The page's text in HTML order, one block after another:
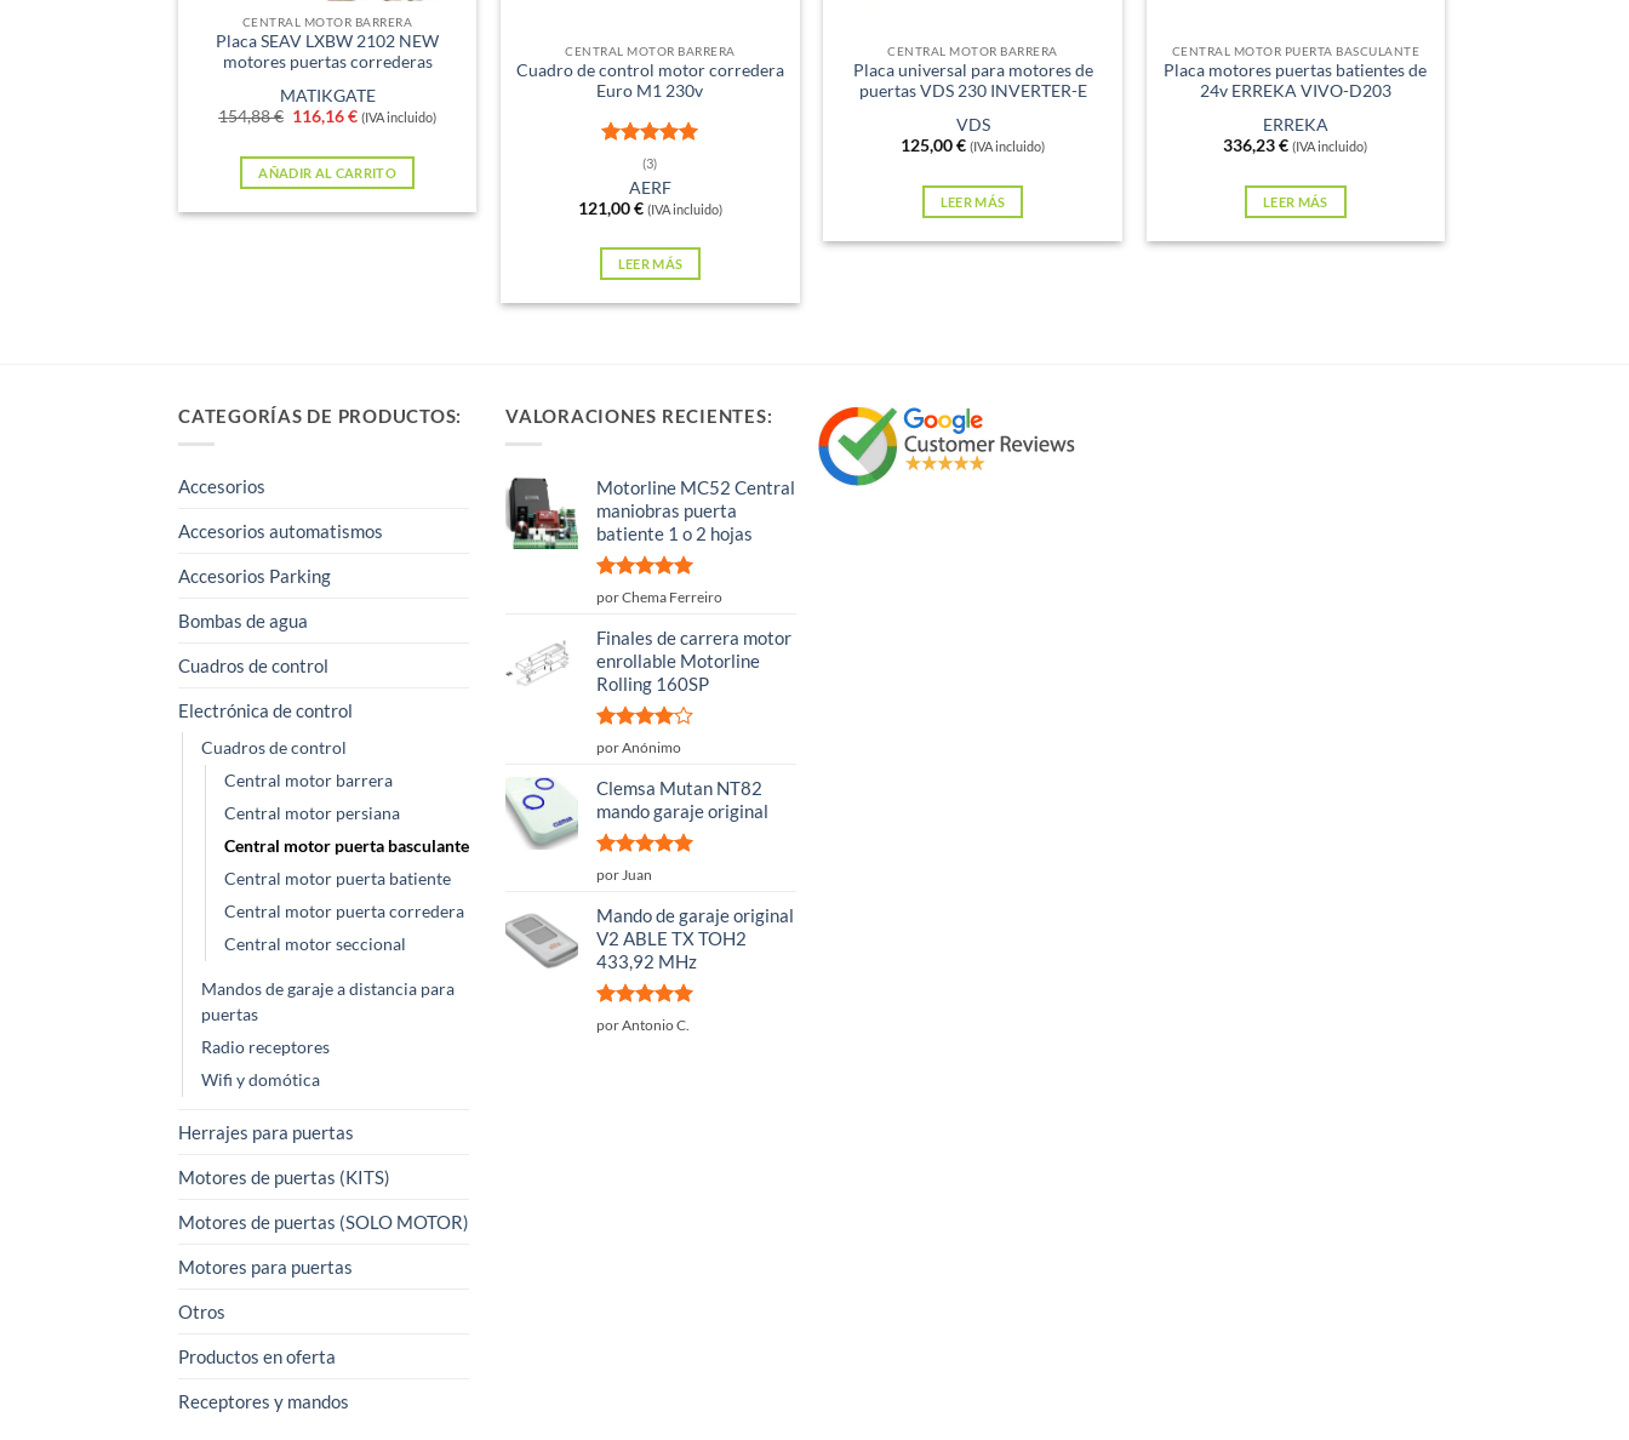
CENTRAL MOTOR BARRERA
Placa SEAV LXBW 2102 NEW
motores puertas correderas
MATIKGATE
154,88€ El
original
era:
154,88 €.
116,16€El
actual
es:
116,16 €.
(IVA incluido)
AÑADIR AL CARRITO
CENTRAL MOTOR BARRERA
Cuadro de control motor corredera
Euro M1 230v
Valorado
con 5de 5
(3)
AERF
121,00€ (IVA incluido)
LEER MÁS
CENTRAL MOTOR BARRERA
Placa universal para motores de
puertas VDS 230 INVERTER-E
VDS
125,00€ (IVA incluido)
LEER MÁS
CENTRAL MOTOR PUERTA BASCULANTE
Placa motores puertas batientes de
24v ERREKA VIVO-D203
ERREKA
336,23€ (IVA incluido)
LEER MÁS
CATEGORÍAS DE PRODUCTOS:
Accesorios
Accesorios automatismos
Accesorios Parking
Bombas de agua
Cuadros de control
Electrónica de control
Cuadros de control
Central motor barrera
Central motor persiana
Central motor puerta basculante
Central motor puerta batiente
Central motor puerta corredera
Central motor seccional
Mandos de garaje a distancia para
puertas
Radio receptores
Wifi y domótica
Herrajes para puertas
Motores de puertas (KITS)
Motores de puertas (SOLO MOTOR)
Motores para puertas
Otros
Productos en oferta
Receptores y mandos
VALORACIONES RECIENTES:
Motorline MC52 Central
maniobras puerta
batiente 1 o 2 hojas
Valorado
por Chema Ferreiro
Finales de carrera motor
enrollable Motorline
Rolling 160SP
Valorado
5
por Anónimo
Clemsa Mutan NT82
mando garaje original
Valorado
por Juan
Mando de garaje original
V2 ABLE TX TOH2
433,92 MHz
Valorado
por Antonio C.